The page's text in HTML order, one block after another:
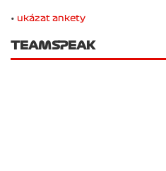
• ukázat ankety
TEAMSPEAK